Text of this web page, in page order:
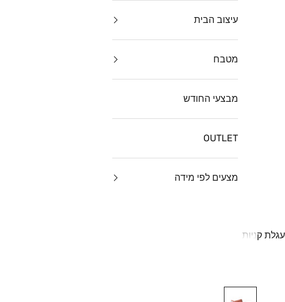
עיצוב הבית
מטבח
מבצעי החודש
OUTLET
מצעים לפי מידה
עגלת קניות